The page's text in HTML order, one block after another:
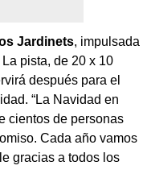
Jardinets, impulsada
pista, de 20 x 10
después para el
“La Navidad en
cientos de personas
Cada año vamos
gracias a todos los